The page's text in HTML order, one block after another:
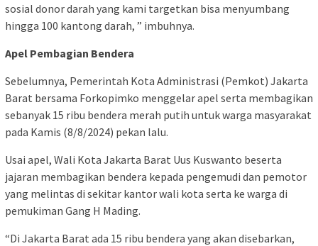
sosial donor darah yang kami targetkan bisa menyumbang
hingga 100 kantong darah, ” imbuhnya.
Apel Pembagian Bendera
Sebelumnya, Pemerintah Kota Administrasi (Pemkot) Jakarta
Barat bersama Forkopimko menggelar apel serta membagikan
sebanyak 15 ribu bendera merah putih untuk warga masyarakat
pada Kamis (8/8/2024) pekan lalu.
Usai apel, Wali Kota Jakarta Barat Uus Kuswanto beserta
jajaran membagikan bendera kepada pengemudi dan pemotor
yang melintas di sekitar kantor wali kota serta ke warga di
pemukiman Gang H Mading.
“Di Jakarta Barat ada 15 ribu bendera yang akan disebarkan,